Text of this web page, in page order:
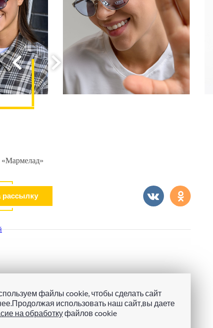
«Мармелад»
файлы cookie, чтобы сделать сайт
использовать наш сайт,вы даете
на обработкуфайлов cookie